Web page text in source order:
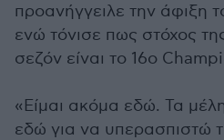
προανήγγειλε την άφιξη
ενώ τόνισε πως στόχος
σεζόν είναι το 16ο
«Είμαι ακόμα εδώ. Τα
εδώ για να υπερασπιστώ